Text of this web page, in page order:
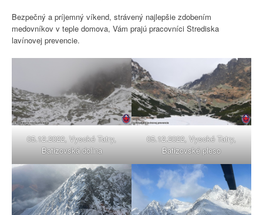
Bezpečný a príjemný víkend, strávený najlepšie zdobením
medovníkov v teple domova, Vám prajú pracovníci Strediska
lavínovej prevencie.
05.12.2022, Vysoké Tatry,
Batizovská dolina
05.12.2022, Vysoké Tatry,
Batizovské pleso